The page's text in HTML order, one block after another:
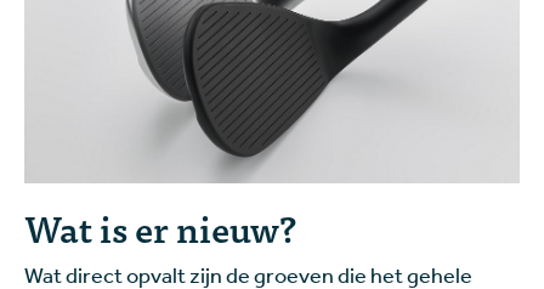
Wat is er nieuw?
Wat direct opvalt zijn de groeven die het gehele